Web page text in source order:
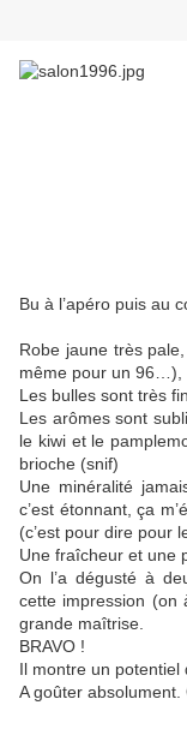
Bu à l’apéro puis au
Robe jaune très
même pour un 96…),
Les bulles sont très
Les arômes sont
le kiwi et le
brioche (snif)
Une minéralité
c’est étonnant, ça
(c’est pour dire pour
Une fraîcheur et une
On l’a dégusté à
cette impression (on
grande maîtrise.
BRAVO !
Il montre un potentiel
A goûter absolument.